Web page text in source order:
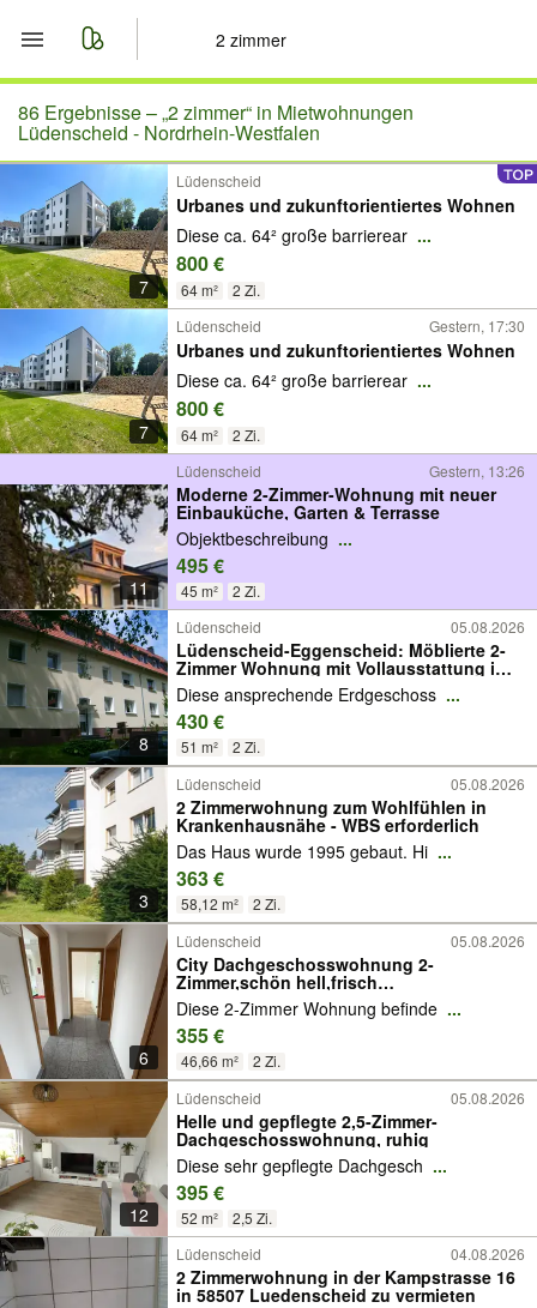
Start
Merkliste
Nachrichten
Anzeige aufgeben
86 Ergebnisse –„2 zimmer“ in Mietwohnungen
Lüdenscheid - Nordrhein-Westfalen
7
Lüdenscheid
Urbanes und zukunftorientiertes Wohnen
Diese ca. 64² große barrierear ...
800 €
64 m² 2 Zi.
7
Lüdenscheid Gestern, 17:30
Urbanes und zukunftorientiertes Wohnen
Diese ca. 64² große barrierear ...
800 €
64 m² 2 Zi.
11
Lüdenscheid Gestern, 13:26
Moderne 2-Zimmer-Wohnung mit neuer
Einbauküche, Garten & Terrasse
Objektbeschreibung ...
495 €
45 m² 2 Zi.
8
Lüdenscheid 05.08.2026
Lüdenscheid-Eggenscheid: Möblierte 2-
Zimmer Wohnung mit Vollausstattung im
EG
Diese ansprechende Erdgeschoss ...
430 €
51 m² 2 Zi.
3
Lüdenscheid 05.08.2026
2 Zimmerwohnung zum Wohlfühlen in
Krankenhausnähe - WBS erforderlich
Das Haus wurde 1995 gebaut. Hi ...
363 €
58,12 m² 2 Zi.
6
Lüdenscheid 05.08.2026
City Dachgeschosswohnung 2-
Zimmer,schön hell,frisch
renoviert,Garage,ab sofort
Diese 2-Zimmer Wohnung befinde ...
355 €
46,66 m² 2 Zi.
12
Lüdenscheid 05.08.2026
Helle und gepflegte 2,5-Zimmer-
Dachgeschosswohnung, ruhig
Diese sehr gepflegte Dachgesch ...
395 €
52 m² 2,5 Zi.
Lüdenscheid 04.08.2026
2 Zimmerwohnung in der Kampstrasse 16
in 58507 Luedenscheid zu vermieten